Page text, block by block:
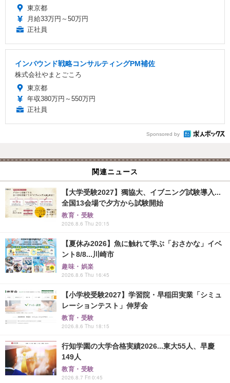
東京都
月給33万円～50万円
正社員
インバウンド戦略コンサルティングPM補佐
株式会社やまとごころ
東京都
年収380万円～550万円
正社員
Sponsored by
関連ニュース
【大学受験2027】獨協大、イブニング試験導入...
全国13会場で夕方から試験開始
教育・受験
2026.8.6 Thu 20:15
【夏休み2026】魚に触れて学ぶ「おさかな」イベ
ント8/8...川崎市
趣味・娯楽
2026.8.6 Thu 16:45
【小学校受験2027】学習院・早稲田実業「シミュ
レーションテスト」伸芽会
教育・受験
2026.8.6 Thu 18:15
行知学園の大学合格実績2026...東大55人、早慶
149人
教育・受験
2026.8.7 Fri 0:45